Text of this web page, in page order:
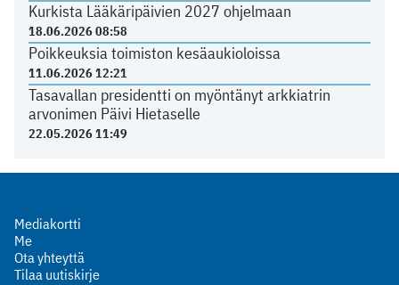
Kurkista Lääkäripäivien 2027 ohjelmaan
18.06.2026 08:58
Poikkeuksia toimiston kesäaukioloissa
11.06.2026 12:21
Tasavallan presidentti on myöntänyt arkkiatrin
arvonimen Päivi Hietaselle
22.05.2026 11:49
Mediakortti
Me
Ota yhteyttä
Tilaa uutiskirje